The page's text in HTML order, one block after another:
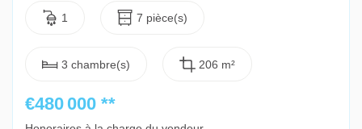
1 7 pièce(s)
3 chambre(s) 206 m²
€480 000 **